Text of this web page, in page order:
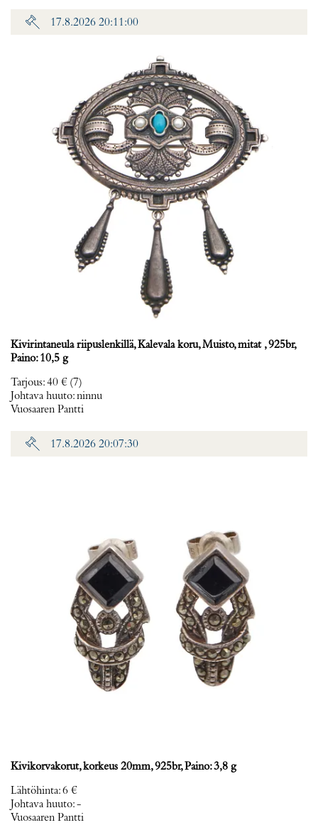
17.8.2026 20:11:00
Kivirintaneula riipuslenkillä, Kalevala koru, Muisto, mitat , 925br,
Paino: 10,5 g
Tarjous:40 € (7)
Johtava huuto:ninnu
Vuosaaren Pantti
17.8.2026 20:07:30
Kivikorvakorut, korkeus 20mm, 925br, Paino: 3,8 g
Lähtöhinta:6 €
Johtava huuto:-
Vuosaaren Pantti